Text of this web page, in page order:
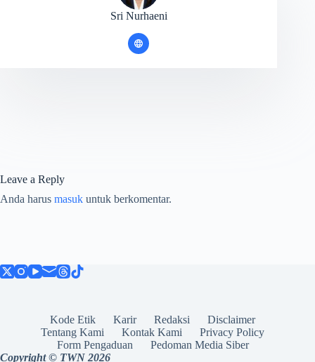
Sri Nurhaeni
Leave a Reply
Anda harus masuk untuk berkomentar.
Kode Etik Karir Redaksi
Disclaimer
Tentang Kami
Kontak Kami
Privacy Policy
Form Pengaduan
Pedoman Media Siber
Copyright © TWN 2026